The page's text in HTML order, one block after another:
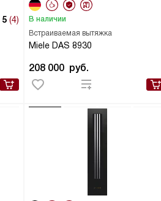
5 (4)
Встраиваемая вытяжка
Miele DAS 8930
В наличии
208 000 руб.